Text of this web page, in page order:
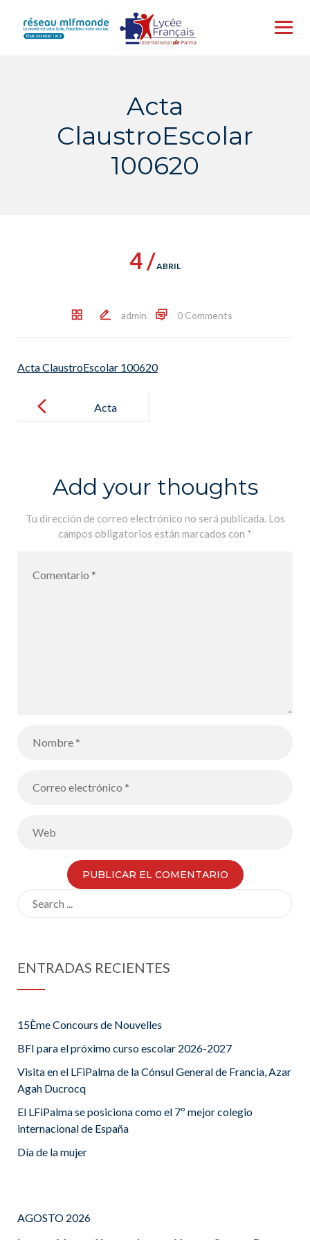
content
Acta
ClaustroEscolar
100620
4 /ABRIL
admin 0 Comments
Acta ClaustroEscolar 100620
navigation
Acta
Add your thoughts
Tu dirección de correo electrónico no será publicada. Los
campos obligatorios están marcados con *
ENTRADAS RECIENTES
15Ème Concours de Nouvelles
BFI para el próximo curso escolar 2026-2027
Visita en el LFiPalma de la Cónsul General de Francia, Azar
Agah Ducrocq
El LFiPalma se posiciona como el 7º mejor colegio
internacional de España
Día de la mujer
AGOSTO 2026